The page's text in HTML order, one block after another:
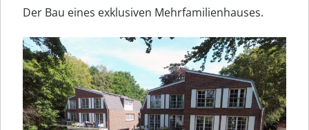
Der Bau eines exklusiven Mehrfamilienhauses.